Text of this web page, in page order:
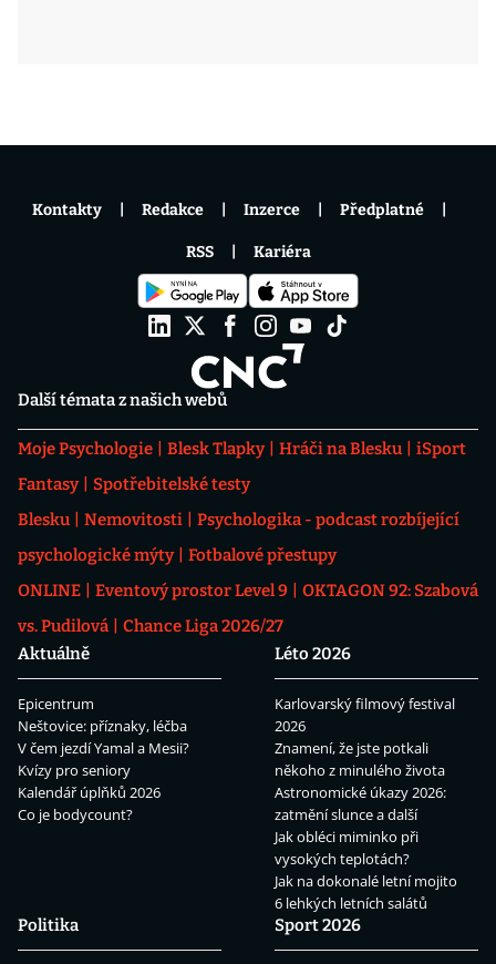
Další témata z našich webů
Moje Psychologie Blesk Tlapky Hráči na Blesku
iSport
Fantasy
Spotřebitelské testy
Blesku
Nemovitosti
Psychologika - podcast rozbíjející
psychologické mýty
Fotbalové přestupy
ONLINE
Eventový prostor Level 9
OKTAGON 92: Szabová
vs. Pudilová
Chance Liga 2026/27
Aktuálně
Epicentrum
Neštovice: příznaky, léčba
V čem jezdí Yamal a Mesii?
Kvízy pro seniory
Kalendář úplňků 2026
Co je bodycount?
Léto 2026
Karlovarský filmový festival
2026
Znamení, že jste potkali
někoho z minulého života
Astronomické úkazy 2026:
zatmění slunce a další
Jak obléci miminko při
vysokých teplotách?
Jak na dokonalé letní mojito
6 lehkých letních salátů
Politika
Sport 2026
Kontakty Redakce Inzerce Předplatné
RSS Kariéra